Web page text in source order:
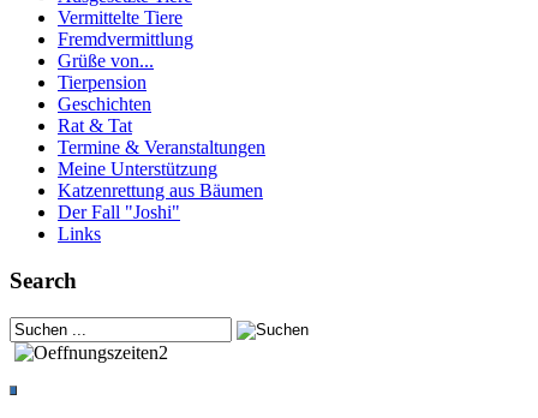
Vermittelte Tiere
Fremdvermittlung
Grüße von...
Tierpension
Geschichten
Rat & Tat
Termine & Veranstaltungen
Meine Unterstützung
Katzenrettung aus Bäumen
Der Fall "Joshi"
Links
Search